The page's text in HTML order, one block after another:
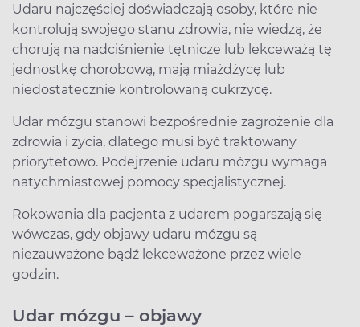
Udaru najczęściej doświadczają osoby, które nie
kontrolują swojego stanu zdrowia, nie wiedzą, że
chorują na nadciśnienie tętnicze lub lekceważą tę
jednostkę chorobową, mają miażdżycę lub
niedostatecznie kontrolowaną cukrzycę.
Udar mózgu stanowi bezpośrednie zagrożenie dla
zdrowia i życia, dlatego musi być traktowany
priorytetowo. Podejrzenie udaru mózgu wymaga
natychmiastowej pomocy specjalistycznej.
Rokowania dla pacjenta z udarem pogarszają się
wówczas, gdy objawy udaru mózgu są
niezauważone bądź lekceważone przez wiele
godzin.
Udar mózgu – objawy